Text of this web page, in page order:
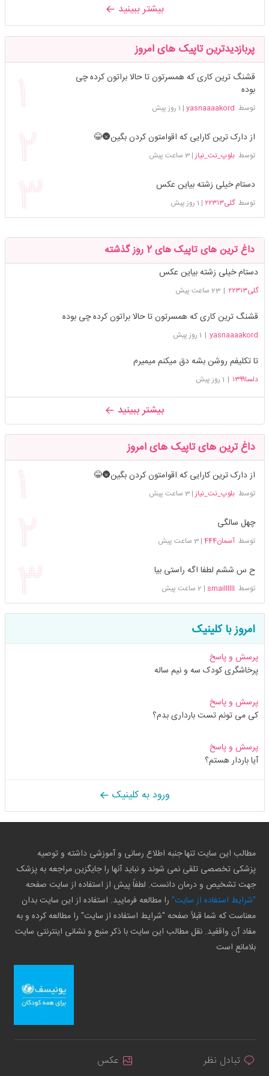
بیشتر ببینید
پربازدیدترین تاپیک های امروز
قشنگ ترین کاری که همسرتون تا حالا براتون کرده چی
بوده
توسط yasnaaaakord
| 1 روز پیش
از دارک ترین کارایی که اقوامتون کردن بگین🌚😂
توسطبلوپ_نت_نیاز |3 ساعت پیش
دستام خیلی زشته بیاین عکس
توسطگلی۲۲۳۱۳ | 1 روز پیش
داغ ترین های تاپیک های 2 روز گذشته
دستام خیلی زشته بیاین عکس
گلی۲۲۳۱۳ | 23 ساعت پیش
قشنگ ترین کاری که همسرتون تا حالا براتون کرده چی بوده
yasnaaaakord
| 1 روز پیش
تا تکلیفم روشن بشه دق میکنم میمیرم
دلسا۱۳۹۹ | 1 روز پیش
بیشتر ببینید
داغ ترین های تاپیک های امروز
از دارک ترین کارایی که اقوامتون کردن بگین🌚😂
توسطبلوپ_نت_نیاز |3 ساعت پیش
چهل سالگی
توسطآسمان444 |3 ساعت پیش
ح س ششم لطفا اگه راستی بیا
توسط smaillllll
| 2 ساعت پیش
امروز با کلینیک
پرسش و پاسخ
پرخاشگری کودک سه و نیم ساله
پرسش و پاسخ
کی می تونم تست بارداری بدم؟
پرسش و پاسخ
آیا باردار هستم؟
ورود به کلینیک
مطالب این سایت تنها جنبه اطلاع رسانی و آموزشی داشته و توصیه
پزشکی تخصصی تلقی نمی شوند و نباید آنها را جایگزین مراجعه به پزشک
جهت تشخیص و درمان دانست. لطفاً پیش از استفاده از سایت صفحه
"شرایط استفاده از سایت" را مطالعه فرمایید. استفاده از این سایت بدان
معناست که شما قبلاً صفحه "شرایط استفاده از سایت" را مطالعه کرده و به
مفاد آن واقفید. نقل مطالب این سایت با ذکر منبع و نشانی اینترنتی سایت
بلامانع است
تبادل نظر
عکس